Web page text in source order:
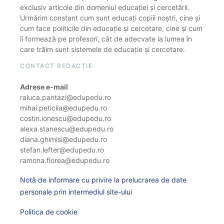
exclusiv articole din domeniul educației și cercetării.
Urmărim constant cum sunt educați copiii noștri, cine și
cum face politicile din educație și cercetare, cine și cum
îi formează pe profesori, cât de adecvate la lumea în
care trăim sunt sistemele de educație și cercetare.
CONTACT REDACȚIE
Adrese e-mail
raluca.pantazi@edupedu.ro
mihai.peticila@edupedu.ro
costin.ionescu@edupedu.ro
alexa.stanescu@edupedu.ro
diana.ghimisi@edupedu.ro
stefan.lefter@edupedu.ro
ramona.florea@edupedu.ro
Notă de informare cu privire la prelucrarea de date
personale prin intermediul site-ului
Politica de cookie